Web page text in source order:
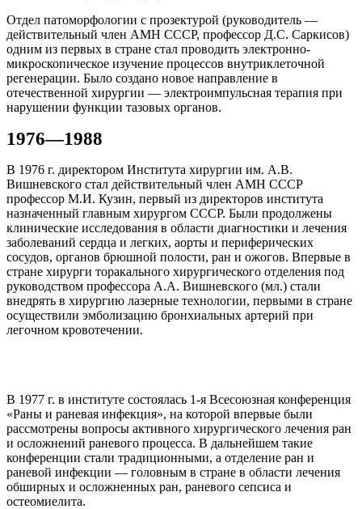
Отдел патоморфологии с прозектурой (руководитель —
действительный член АМН СССР, профессор Д.С. Саркисов)
одним из первых в стране стал проводить электронно-
микроскопическое изучение процессов внутриклеточной
регенерации. Было создано новое направление в
отечественной хирургии — электроимпульсная терапия при
нарушении функции тазовых органов.
1976—1988
В 1976 г. директором Института хирургии им. А.В.
Вишневского стал действительный член АМН СССР
профессор М.И. Кузин, первый из директоров института
назначенный главным хирургом СССР. Были продолжены
клинические исследования в области диагностики и лечения
заболеваний сердца и легких, аорты и периферических
сосудов, органов брюшной полости, ран и ожогов. Впервые в
стране хирурги торакального хирургического отделения под
руководством профессора А.А. Вишневского (мл.) стали
внедрять в хирургию лазерные технологии, первыми в стране
осуществили эмболизацию бронхиальных артерий при
легочном кровотечении.
В 1977 г. в институте состоялась 1-я Всесоюзная конференция
«Раны и раневая инфекция», на которой впервые были
рассмотрены вопросы активного хирургического лечения ран
и осложнений раневого процесса. В дальнейшем такие
конференции стали традиционными, а отделение ран и
раневой инфекции — головным в стране в области лечения
обширных и осложненных ран, раневого сепсиса и
остеомиелита.